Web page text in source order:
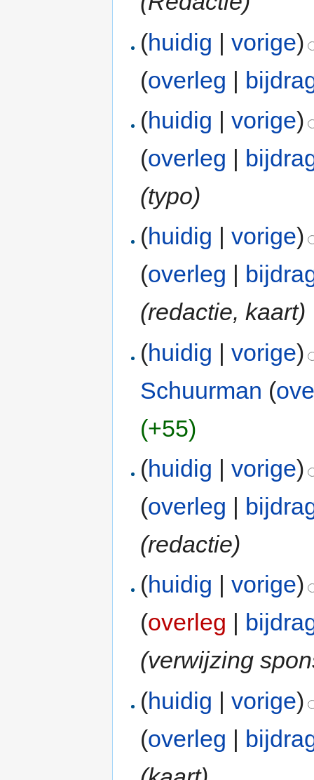
(huidig |vorige)
(overleg |
(huidig |vorige)
(overleg |
(typo)
(huidig |vorige)
(overleg |
(redactie, kaart)
(huidig |vorige)
Schuurman (
(+55)
(huidig |vorige)
(overleg |
(redactie)
(huidig |vorige)
(overleg
(verwijzing
(huidig |vorige)
(overleg |